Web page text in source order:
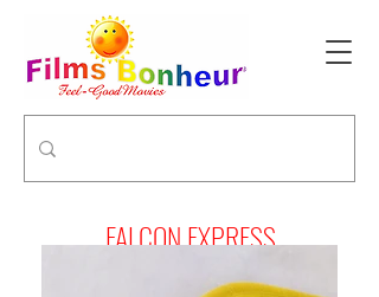
FALCON EXPRESS